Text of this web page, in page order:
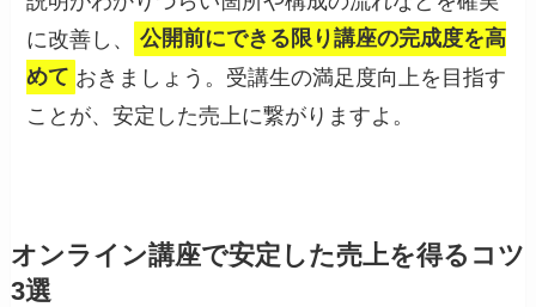
に改善し、
公開前にできる限り講座の完成度を高
めて おきましょう。受講生の満足度向上を目指す
ことが、安定した売上に繋がりますよ。
オンライン講座で安定した売上を得るコツ
3選